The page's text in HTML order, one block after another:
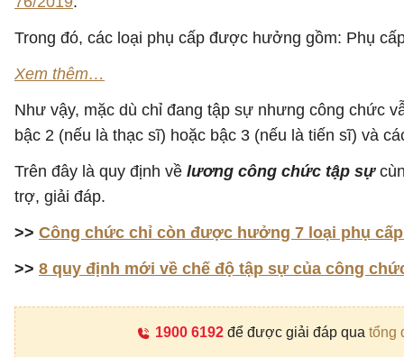
Trong đó, các loại phụ cấp được hưởng gồm: Phụ
Xem thêm…
Như vậy, mặc dù chỉ đang tập sự nhưng công chức
bậc 2 (nếu là thạc sĩ) hoặc bậc 3 (nếu là tiến sĩ) và
Trên đây là quy định về lương công chức tập sự
trợ, giải đáp.
>> Công chức chỉ còn được hưởng 7 loại phụ cấp
>> 8 quy định mới về chế độ tập sự của công
1900 6192để được giải đáp qua tổng